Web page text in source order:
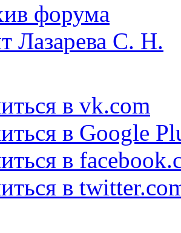
форума
Лазарева С. Н.
в vk.com
в Google
в
в